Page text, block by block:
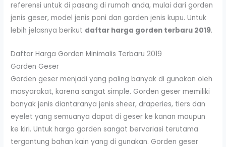
referensi untuk di pasang di rumah anda, mulai dari gorden
jenis geser, model jenis poni dan gorden jenis kupu. Untuk
lebih jelasnya berikut daftar harga gorden terbaru 2019.
Daftar Harga Gorden Minimalis Terbaru 2019
Gorden Geser
Gorden geser menjadi yang paling banyak di gunakan oleh
masyarakat, karena sangat simple. Gorden geser memiliki
banyak jenis diantaranya jenis sheer, draperies, tiers dan
eyelet yang semuanya dapat di geser ke kanan maupun
ke kiri. Untuk harga gorden sangat bervariasi terutama
tergantung bahan kain yang di gunakan. Gorden geser